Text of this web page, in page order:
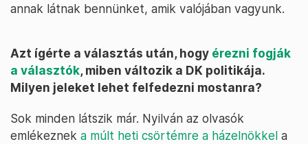
annak látnak bennünket, amik valójában vagyunk.
Azt ígérte a választás után, hogy érezni fogják
a választók, miben változik a DK politikája.
Milyen jeleket lehet felfedezni mostanra?
Sok minden látszik már. Nyilván az olvasók
emlékeznek a múlt heti csörtémre a házelnökkel a